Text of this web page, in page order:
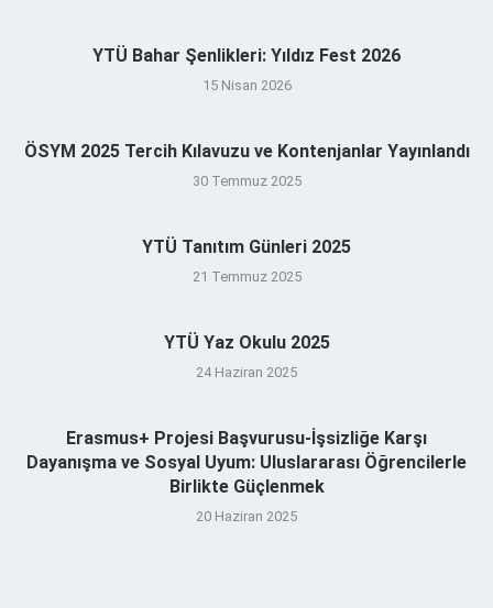
YTÜ Bahar Şenlikleri: Yıldız Fest 2026
15 Nisan 2026
ÖSYM 2025 Tercih Kılavuzu ve Kontenjanlar Yayınlandı
30 Temmuz 2025
YTÜ Tanıtım Günleri 2025
21 Temmuz 2025
YTÜ Yaz Okulu 2025
24 Haziran 2025
Erasmus+ Projesi Başvurusu-İşsizliğe Karşı
Dayanışma ve Sosyal Uyum: Uluslararası Öğrencilerle
Birlikte Güçlenmek
20 Haziran 2025